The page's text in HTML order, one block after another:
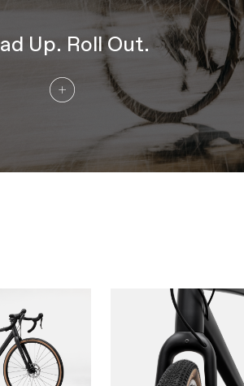
Up. Roll Out.